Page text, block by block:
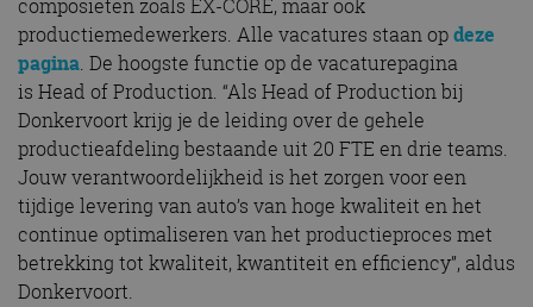
composieten zoals EX-CORE, maar ook
productiemedewerkers. Alle vacatures staan opdeze
pagina. De hoogste functie op de vacaturepagina
is Head of Production. “Als Head of Production bij
Donkervoort krijg je de leiding over de gehele
productieafdeling bestaande uit 20 FTE en drie teams.
Jouw verantwoordelijkheid is het zorgen voor een
tijdige levering van auto’s van hoge kwaliteit en het
continue optimaliseren van het productieproces met
betrekking tot kwaliteit, kwantiteit en efficiency”, aldus
Donkervoort.